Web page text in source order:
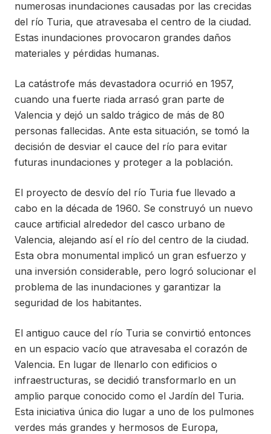
numerosas inundaciones causadas por las crecidas
del río Turia, que atravesaba el centro de la ciudad.
Estas inundaciones provocaron grandes daños
materiales y pérdidas humanas.
La catástrofe más devastadora ocurrió en 1957,
cuando una fuerte riada arrasó gran parte de
Valencia y dejó un saldo trágico de más de 80
personas fallecidas. Ante esta situación, se tomó la
decisión de desviar el cauce del río para evitar
futuras inundaciones y proteger a la población.
El proyecto de desvío del río Turia fue llevado a
cabo en la década de 1960. Se construyó un nuevo
cauce artificial alrededor del casco urbano de
Valencia, alejando así el río del centro de la ciudad.
Esta obra monumental implicó un gran esfuerzo y
una inversión considerable, pero logró solucionar el
problema de las inundaciones y garantizar la
seguridad de los habitantes.
El antiguo cauce del río Turia se convirtió entonces
en un espacio vacío que atravesaba el corazón de
Valencia. En lugar de llenarlo con edificios o
infraestructuras, se decidió transformarlo en un
amplio parque conocido como el Jardín del Turia.
Esta iniciativa única dio lugar a uno de los pulmones
verdes más grandes y hermosos de Europa,